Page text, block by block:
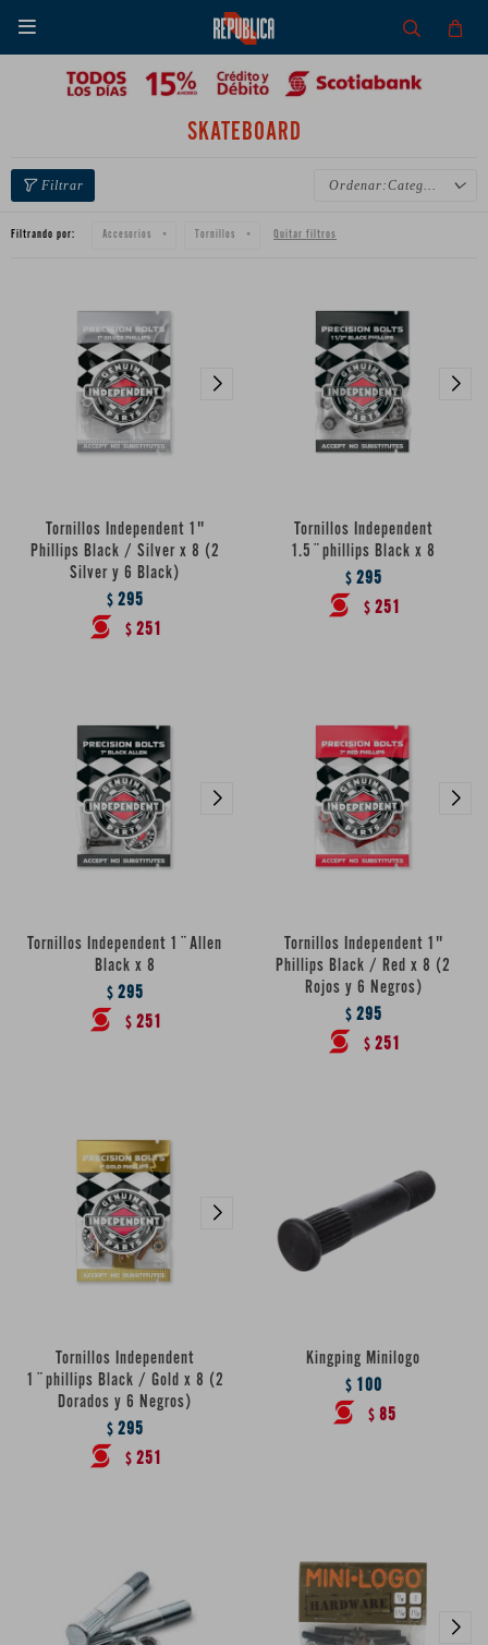

SKATEBOARD
Categoría
Filtrando por: Accesorios Tornillos Quitar filtros
Tornillos Independent 1"
Phillips Black / Silver x 8 (2
Silver y 6 Black)
$ 295
$ 251
Tornillos Independent
1.5¨phillips Black x 8
$ 295
$ 251
Tornillos Independent 1¨Allen
Black x 8
$ 295
$ 251
Tornillos Independent 1"
Phillips Black / Red x 8 (2
Rojos y 6 Negros)
$ 295
$ 251
Tornillos Independent
1¨phillips Black / Gold x 8 (2
Dorados y 6 Negros)
$ 295
$ 251
Kingping Minilogo
$ 100
$ 85